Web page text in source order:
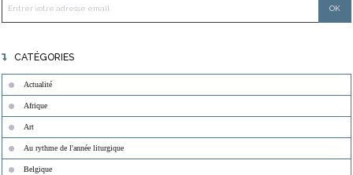
CATÉGORIES
Actualité
Afrique
Art
Au rythme de l'année liturgique
Belgique